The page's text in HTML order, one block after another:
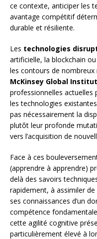
ce contexte, anticiper les
avantage compétitif
durable et résiliente.
Les technologies
artificielle, la blockchain
les contours de nombreux
McKinsey Global
professionnelles
les technologies
pas nécessairement la
plutôt leur profonde
vers l’acquisition de
Face à ces
(apprendre à apprendre)
delà des savoirs
rapidement, à assimiler
ses connaissances d’un
compétence
cette agilité cognitive
particulièrement élevé à